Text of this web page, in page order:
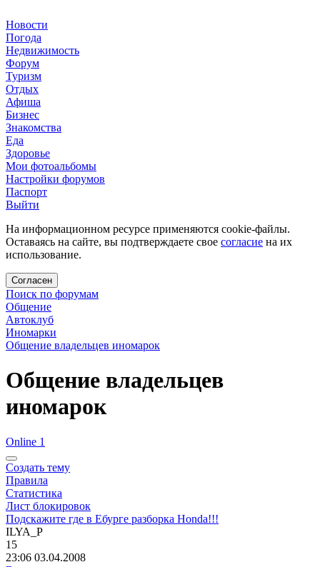
Новости
Погода
Недвижимость
Форум
Туризм
Отдых
Афиша
Бизнес
Знакомства
Еда
Здоровье
Мои фотоальбомы
Настройки форумов
Паспорт
Выйти
На информационном ресурсе применяются cookie-файлы.
Оставаясь на сайте, вы подтверждаете свое согласие на их
использование.
Согласен
Поиск по форумам
Общение
Автоклуб
Иномарки
Общение владельцев иномарок
Общение владельцев
иномарок
Online 1
Создать тему
Правила
Статистика
Лист блокировок
Подскажите где в Ебурге разборка Honda!!!
ILYA_P
15
23:06 03.04.2008